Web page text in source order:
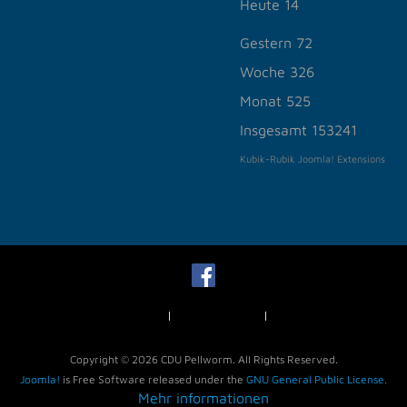
Heute 14
Gestern 72
Woche 326
Monat 525
Insgesamt 153241
Kubik-Rubik Joomla! Extensions
Copyright © 2026 CDU Pellworm. All Rights Reserved.
Joomla! is Free Software released under the GNU General Public License.
Mehr informationen